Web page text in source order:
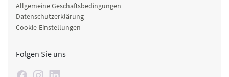
Allgemeine Geschäftsbedingungen
Datenschutzerklärung
Cookie-Einstellungen
Folgen Sie uns